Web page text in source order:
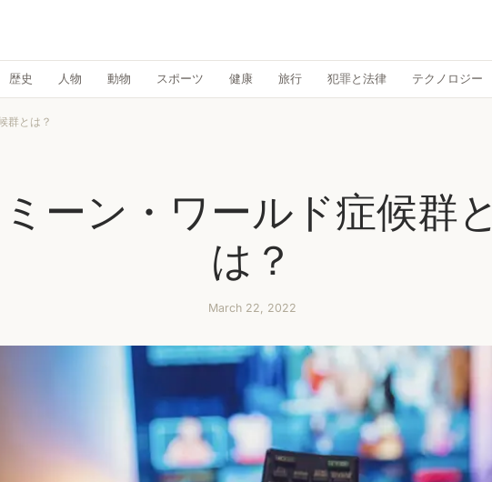
歴史 人物 動物 スポーツ 健康 旅行 犯罪と法律 テクノロジー
群とは？
ミーン・ワールド症候群と
は？
March 22, 2022